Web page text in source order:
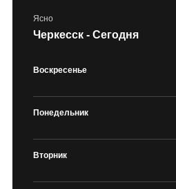
Ясно
Черкесск - Сегодня
Воскресенье
Понедельник
Вторник